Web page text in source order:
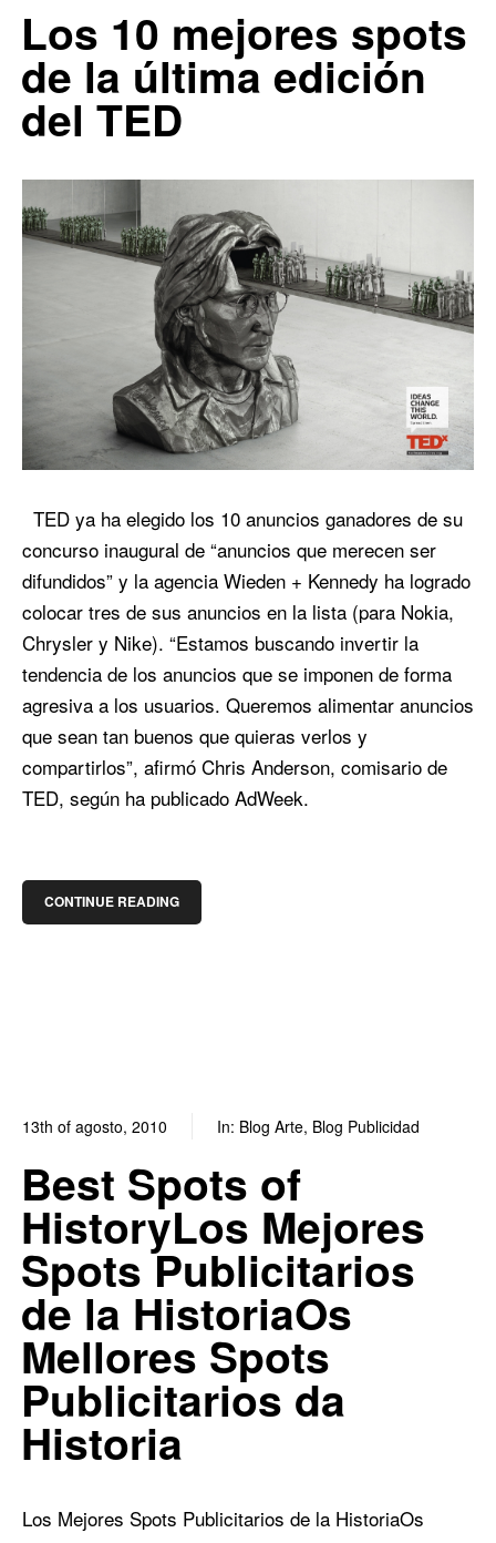
Los 10 mejores spots
de la última edición
del TED
TED ya ha elegido los 10 anuncios ganadores de su
concurso inaugural de “anuncios que merecen ser
difundidos” y la agencia Wieden + Kennedy ha logrado
colocar tres de sus anuncios en la lista (para Nokia,
Chrysler y Nike). “Estamos buscando invertir la
tendencia de los anuncios que se imponen de forma
agresiva a los usuarios. Queremos alimentar anuncios
que sean tan buenos que quieras verlos y
compartirlos”, afirmó Chris Anderson, comisario de
TED, según ha publicado AdWeek.
CONTINUE READING
13th of agosto, 2010 In: Blog Arte, Blog Publicidad
Best Spots of
HistoryLos Mejores
Spots Publicitarios
de la HistoriaOs
Mellores Spots
Publicitarios da
Historia
Los Mejores Spots Publicitarios de la HistoriaOs